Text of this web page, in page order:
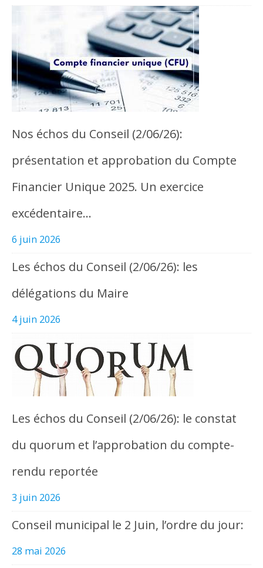
Nos échos du Conseil (2/06/26):
présentation et approbation du Compte
Financier Unique 2025. Un exercice
excédentaire…
6 juin 2026
Les échos du Conseil (2/06/26): les
délégations du Maire
4 juin 2026
Les échos du Conseil (2/06/26): le constat
du quorum et l’approbation du compte-
rendu reportée
3 juin 2026
Conseil municipal le 2 Juin, l’ordre du jour:
28 mai 2026